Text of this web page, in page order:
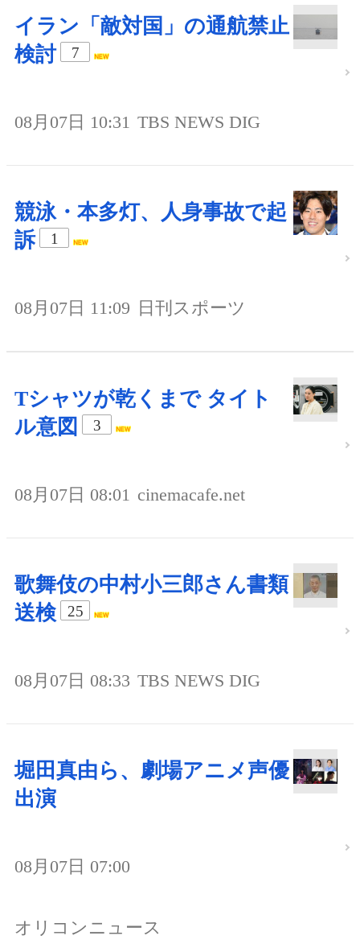
イラン「敵対国」の通航禁止
検討
7
08月07日 10:31 TBS NEWS DIG
競泳・本多灯、人身事故で起
訴
1
08月07日 11:09 日刊スポーツ
Tシャツが乾くまで タイト
ル意図
3
08月07日 08:01 cinemacafe.net
歌舞伎の中村小三郎さん書類
送検
25
08月07日 08:33 TBS NEWS DIG
堀田真由ら、劇場アニメ声優
出演
08月07日 07:00
オリコンニュース